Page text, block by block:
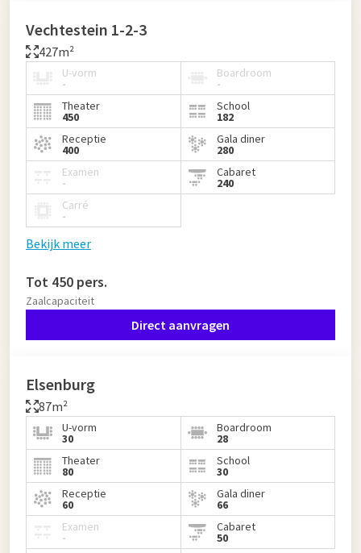
Vechtestein 1-2-3
427m²
U-vorm
-
Boardroom
-
Theater
450
School
182
Receptie
400
Gala diner
280
Examen
-
Cabaret
240
Carré
-
Bekijk meer
Tot 450 pers.
Zaalcapaciteit
Direct aanvragen
Elsenburg
87m²
U-vorm
30
Boardroom
28
Theater
80
School
30
Receptie
60
Gala diner
66
Examen
-
Cabaret
50